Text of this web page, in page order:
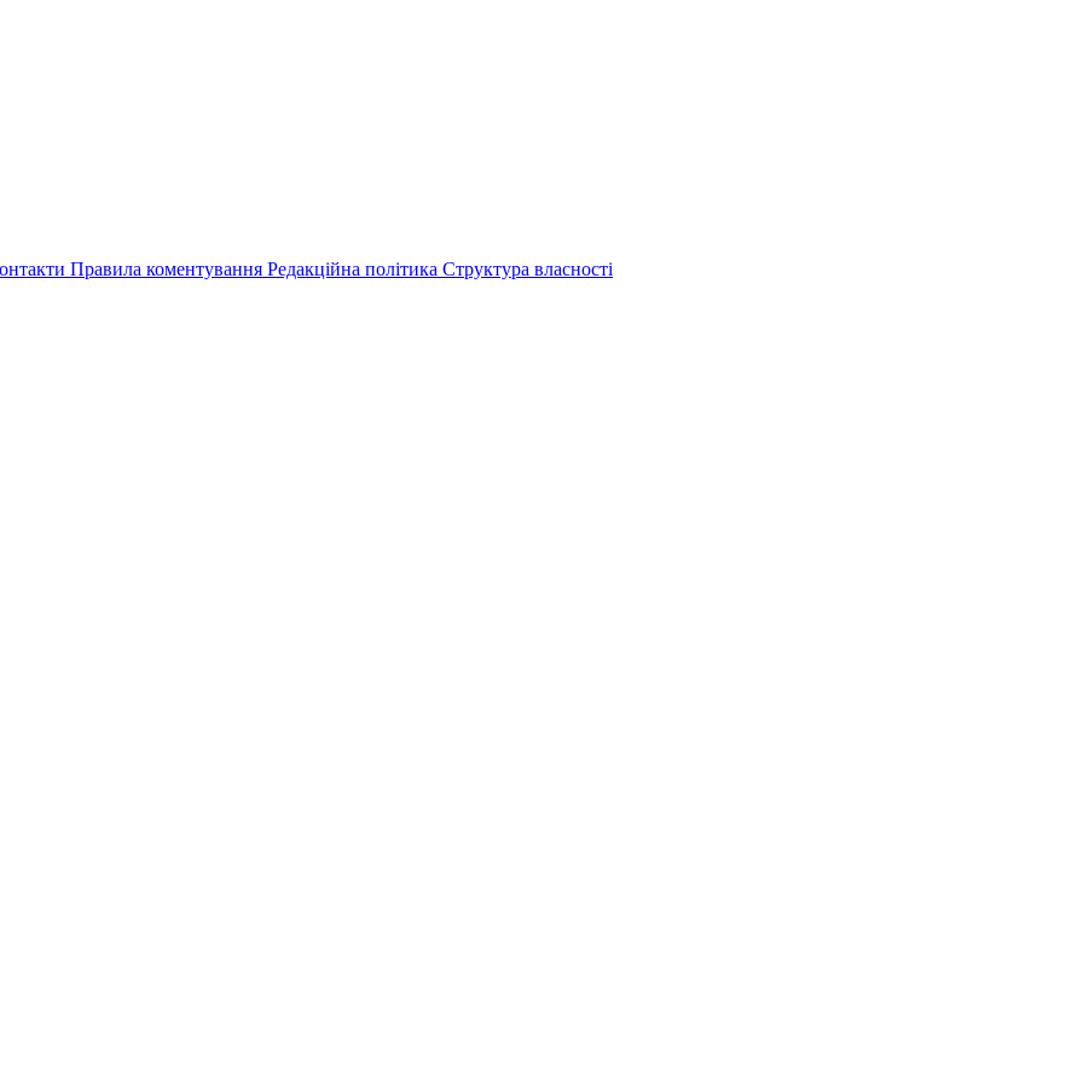
Правила коментування Редакційна політика Структура власності